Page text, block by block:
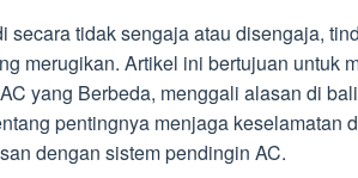
secara tidak sengaja atau disengaja,
merugikan. Artikel ini bertujuan untuk
yang Berbeda, menggali alasan di
pentingnya menjaga keselamatan
dengan sistem pendingin AC.